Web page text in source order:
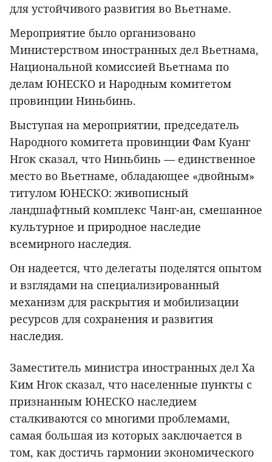
для устойчивого развития во Вьетнаме.
Мероприятие было организовано
Министерством иностранных дел Вьетнама,
Национальной комиссией Вьетнама по
делам ЮНЕСКО и Народным комитетом
провинции Ниньбинь.
Выступая на мероприятии, председатель
Народного комитета провинции Фам Куанг
Нгок сказал, что Ниньбинь — единственное
место во Вьетнаме, обладающее «двойным»
титулом ЮНЕСКО: живописный
ландшафтный комплекс Чанг-ан, смешанное
культурное и природное наследие
всемирного наследия.
Он надеется, что делегаты поделятся опытом
и взглядами на специализированный
механизм для раскрытия и мобилизации
ресурсов для сохранения и развития
наследия.
Заместитель министра иностранных дел Ха
Ким Нгок сказал, что населенные пункты с
признанным ЮНЕСКО наследием
сталкиваются со многими проблемами,
самая большая из которых заключается в
том, как достичь гармонии экономического